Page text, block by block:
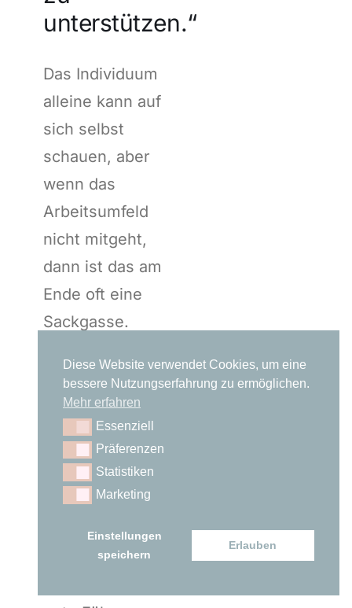
unterstützen.“
Das Individuum
alleine kann auf
sich selbst
schauen, aber
wenn das
Arbeitsumfeld
nicht mitgeht,
dann ist das am
Ende oft eine
Sackgasse.
auch eine
Führungsaufgabe,
auf das
Wohlergehen der
Angestellten zu
Es gibt viele
Diese Website verwendet Cookies, um eine
bessere Nutzungserfahrung zu ermöglichen.
Mehr erfahren
EssenziellEssenziell
Präferenzen
Präferenzen
StatistikenStatistiken
MarketingMarketing
Einstellungen
speichern
Erlauben